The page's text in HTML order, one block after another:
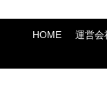
る行為
・他のユーザのア
・サイト運営また
HOME 運営会